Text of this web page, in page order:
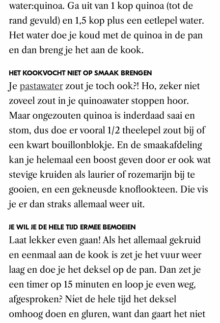
water:quinoa. Ga uit van 1 kop quinoa (tot de
rand gevuld) en 1,5 kop plus een eetlepel water.
Het water doe je koud met de quinoa in de pan
en dan breng je het aan de kook.
HET KOOKVOCHT NIET OP SMAAK BRENGEN
Je pastawaterzout je toch ook?! Ho, zeker niet
zoveel zout in je quinoawater stoppen hoor.
Maar ongezouten quinoa is inderdaad saai en
stom, dus doe er vooral 1/2 theelepel zout bij of
een kwart bouillonblokje. En de smaakafdeling
kan je helemaal een boost geven door er ook wat
stevige kruiden als laurier of rozemarijn bij te
gooien, en een gekneusde knoflookteen. Die vis
je er dan straks allemaal weer uit.
JE WIL JE DE HELE TIJD ERMEE BEMOEIEN
Laat lekker even gaan! Als het allemaal gekruid
en eenmaal aan de kook is zet je het vuur weer
laag en doe je het deksel op de pan. Dan zet je
een timer op 15 minuten en loop je even weg,
afgesproken? Níet de hele tijd het deksel
omhoog doen en gluren, want dan gaart het niet